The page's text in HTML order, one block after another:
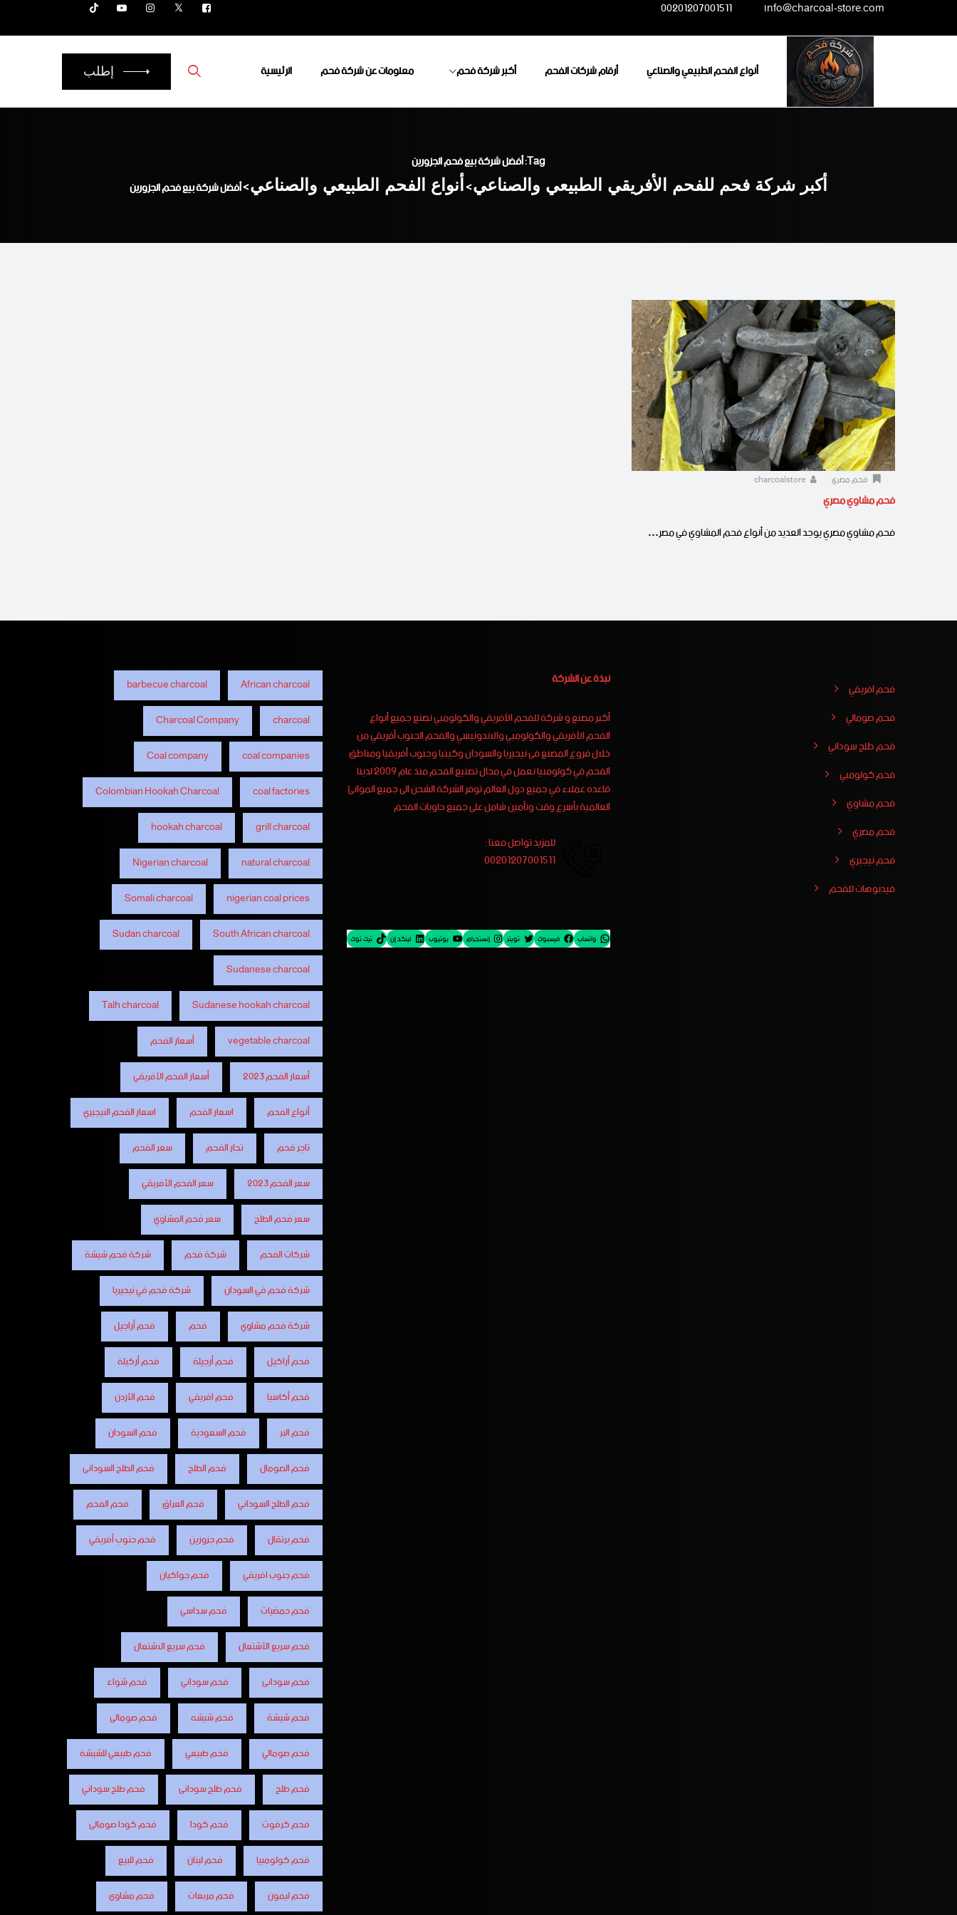
content
info@charcoal-store.com
00201207001511
الرئيسية معلومات عن شركة فحم أكبر شركة فحم أرقام شركات الفحم أنواع الفحم الطبيعي والصناعي إطلب
Tag: أفضل شركة بيع فحم الجزورين
أكبر شركة فحم للفحم الأفريقي الطبيعي والصناعي> أنواع الفحم الطبيعي والصناعي>أفضل شركة بيع فحم الجزورين
فحم مصري
فحم مشاوي مصري
فحم مشاوي مصري يوجد العديد من أنواع فحم المشاوي في مصر…
فحم افريقي
فحم صومالي
فحم طلح سوداني
فحم كولومبي
فحم مشاوي
فحم مصري
فحم نيجيري
فيدبوهات للفحم
نبذة عن الشركة
أكبر مصنع و شركة للفحم الأفريقي والكولومبي نصنع جميع أنواع
الفحم الأفريقي والكولومبي والاندونيسي والفحم الجنوب أفريقي من
خلال فروع المصنع فى نيجيريا والسودان وكينيا وجنوب أفريقيا ومناطق
الفحم في كولومبيا نعمل في مجال تصنيع الفحم منذ عام 2009 لدينا
قاعده عملاء في جميع دول العالم توفر الشركة الشحن الى جميع الموانئ
العالمية بأسرع وقت وتأمين شامل على جميع حاويات الفحم
للمزيد تواصل معنا :
00201207001511
واتساب فيسبوك تويتر إنستجرام يوتيوب لينكد إن تيك توك
African charcoal
barbecue charcoal
charcoal
Charcoal Company
coal companies
Coal company
coal factories
Colombian Hookah Charcoal
grill charcoal
hookah charcoal
natural charcoal
Nigerian charcoal
nigerian coal prices
Somali charcoal
South African charcoal
Sudan charcoal
Sudanese charcoal
Sudanese hookah charcoal
Talh charcoal
vegetable charcoal
أسعار الفحم
أسعار الفحم 2023
أسعار الفحم الأفريقي
أنواع الفحم
اسعار الفحم
اسعار الفحم النيجيري
تاجر فحم
تجار الفحم
سعر الفحم
سعر الفحم 2023
سعر الفحم الأفريقي
سعر فحم الطلح
سعر فحم المشاوي
شركات الفحم
شركة فحم
شركة فحم شيشة
شركة فحم في السودان
شركة فحم في نيجيريا
شركة فحم مشاوي
فحم
فحم أراجيل
فحم أراكيل
فحم أرجيلة
فحم أركيلة
فحم أكاسيا
فحم افريقي
فحم الأردن
فحم البر
فحم السعودية
فحم السودان
فحم الصومال
فحم الطلح
فحم الطلح السودانى
فحم الطلح السوداني
فحم العراق
فحم الفحم
فحم برتقال
فحم جزورين
فحم جنوب أفريقي
فحم جنوب افريقي
فحم جواكيان
فحم حمضيات
فحم سداسي
فحم سريع الأشتعال
فحم سريع الاشتعال
فحم سودانى
فحم سوداني
فحم شواء
فحم شيشة
فحم شيشه
فحم صومالى
فحم صومالي
فحم طبيعي
فحم طبيعي للشيشة
فحم طلح
فحم طلح سودانى
فحم طلح سوداني
فحم كرفوت
فحم كودا
فحم كودا صومالى
فحم كولومبيا
فحم لبنان
فحم للبيع
فحم ليمون
فحم مربعات
فحم مشاوى